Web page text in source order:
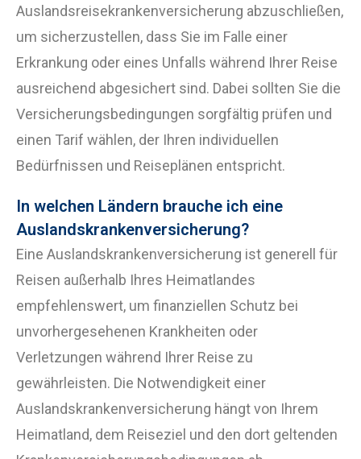
Auslandsreisekrankenversicherung abzuschließen,
um sicherzustellen, dass Sie im Falle einer
Erkrankung oder eines Unfalls während Ihrer Reise
ausreichend abgesichert sind. Dabei sollten Sie die
Versicherungsbedingungen sorgfältig prüfen und
einen Tarif wählen, der Ihren individuellen
Bedürfnissen und Reiseplänen entspricht.
In welchen Ländern brauche ich eine
Auslandskrankenversicherung?
Eine Auslandskrankenversicherung ist generell für
Reisen außerhalb Ihres Heimatlandes
empfehlenswert, um finanziellen Schutz bei
unvorhergesehenen Krankheiten oder
Verletzungen während Ihrer Reise zu
gewährleisten. Die Notwendigkeit einer
Auslandskrankenversicherung hängt von Ihrem
Heimatland, dem Reiseziel und den dort geltenden